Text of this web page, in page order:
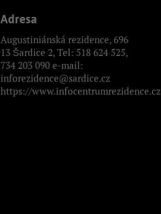
Adresa
Augustiniánská rezidence, 696
13 Šardice 2, Tel: 518 624 525,
734 203 090 e-mail:
inforezidence@sardice.cz
https://www.infocentrumrezidence.cz